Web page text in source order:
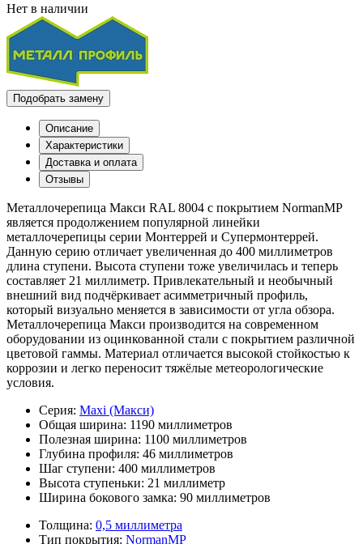
Нет в наличии
Подобрать замену
Описание
Характеристики
Доставка и оплата
Отзывы
Металлочерепица Макси RAL 8004 с покрытием NormanMP
является продолжением популярной линейки
металлочерепицы серии Монтеррей и Супермонтеррей.
Данную серию отличает увеличенная до 400 миллиметров
длина ступени. Высота ступени тоже увеличилась и теперь
составляет 21 миллиметр. Привлекательный и необычный
внешний вид подчёркивает асимметричный профиль,
который визуально меняется в зависимости от угла обзора.
Металлочерепица Макси производится на современном
оборудовании из оцинкованной стали с покрытием различной
цветовой гаммы. Материал отличается высокой стойкостью к
коррозии и легко переносит тяжёлые метеорологические
условия.
Серия: Maxi (Макси)
Общая ширина: 1190 миллиметров
Полезная ширина: 1100 миллиметров
Глубина профиля: 46 миллиметров
Шаг ступени: 400 миллиметров
Высота ступеньки: 21 миллиметр
Ширина бокового замка: 90 миллиметров
Толщина: 0,5 миллиметра
Тип покрытия: NormanMP